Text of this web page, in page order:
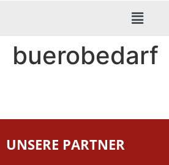
buerobedarf
UNSERE PARTNER